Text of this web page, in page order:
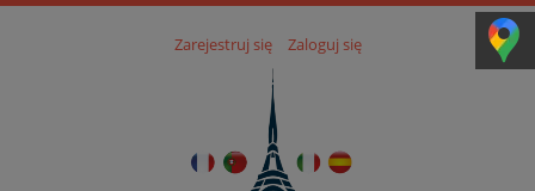
Zarejestruj się Zaloguj się